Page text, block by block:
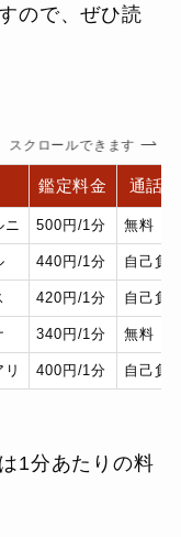
ので、ぜひ読
スクロールできます
鑑定料金 通話料
500円/1分 無料
440円/1分 自己負
420円/1分 自己負
340円/1分 無料
400円/1分 自己負
1分あたりの料